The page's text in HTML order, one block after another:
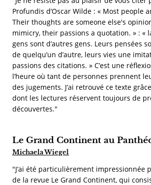
Profundis d’Oscar Wilde : « Most people
Their thoughts are someone else's
mimicry, their passions a quotation. » : «
gens sont d’autres gens. Leurs pensées
de quelqu’un d’autre, leurs vies une
passions des citations. » C’est une
l’heure où tant de personnes prennent
des jugements. J’ai retrouvé ce texte
dont les lectures réservent toujours de
découvertes."
Le Grand Continent au
Michaela Wiegel
"J’ai été particulièrement impressionnée
de la revue Le Grand Continent, qui